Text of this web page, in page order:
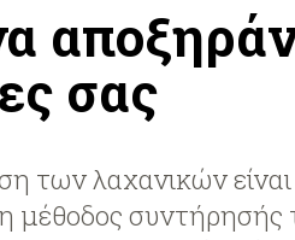
σας
των λαχανικών είναι
μέθοδος συντήρησής